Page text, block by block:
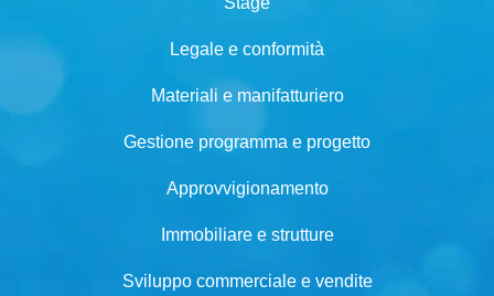
Legale e conformità
Materiali e manifatturiero
Gestione programma e progetto
Approvvigionamento
Immobiliare e strutture
Sviluppo commerciale e vendite